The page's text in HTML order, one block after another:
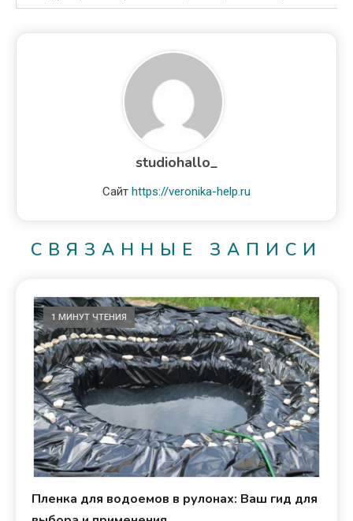
studiohallo_
Сайт https://veronika-help.ru
СВЯЗАННЫЕ ЗАПИСИ
1 МИНУТ ЧТЕНИЯ
Пленка для водоемов в рулонах: Ваш гид для